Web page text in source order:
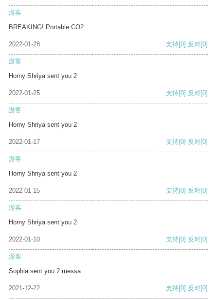
游客
BREAKING! Portable CO2
2022-01-28 支持[0] 反对[0]
游客
Horny Shriya sent you 2
2022-01-25 支持[0] 反对[0]
游客
Horny Shriya sent you 2
2022-01-17 支持[0] 反对[0]
游客
Horny Shriya sent you 2
2022-01-15 支持[0] 反对[0]
游客
Horny Shriya sent you 2
2022-01-10 支持[0] 反对[0]
游客
Sophia sent you 2 messa
2021-12-22 支持[0] 反对[0]